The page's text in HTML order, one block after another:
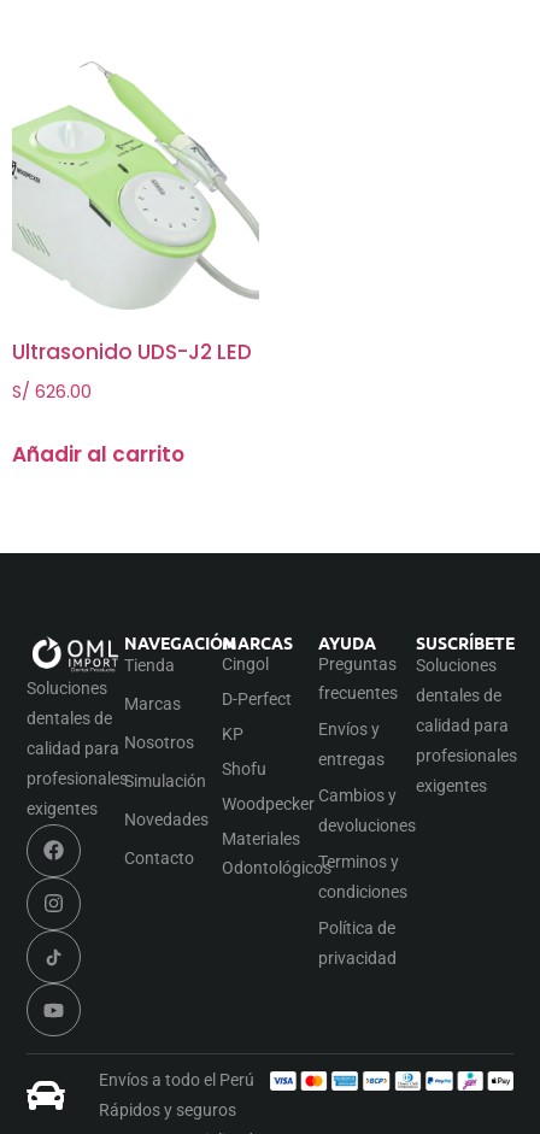
Ultrasonido UDS-J2 LED
S/ 626.00
Añadir al carrito
Soluciones
dentales de
calidad para
profesionales
exigentes
NAVEGACIÓN
Tienda
Marcas
Nosotros
Simulación
Novedades
Contacto
MARCAS
Cingol
D-Perfect
KP
Shofu
Woodpecker
Materiales
Odontológicos
AYUDA
Preguntas
frecuentes
Envíos y
entregas
Cambios y
devoluciones
Terminos y
condiciones
Política de
privacidad
SUSCRÍBETE
Soluciones
dentales de
calidad para
profesionales
exigentes
Envíos a todo el Perú
Rápidos y seguros